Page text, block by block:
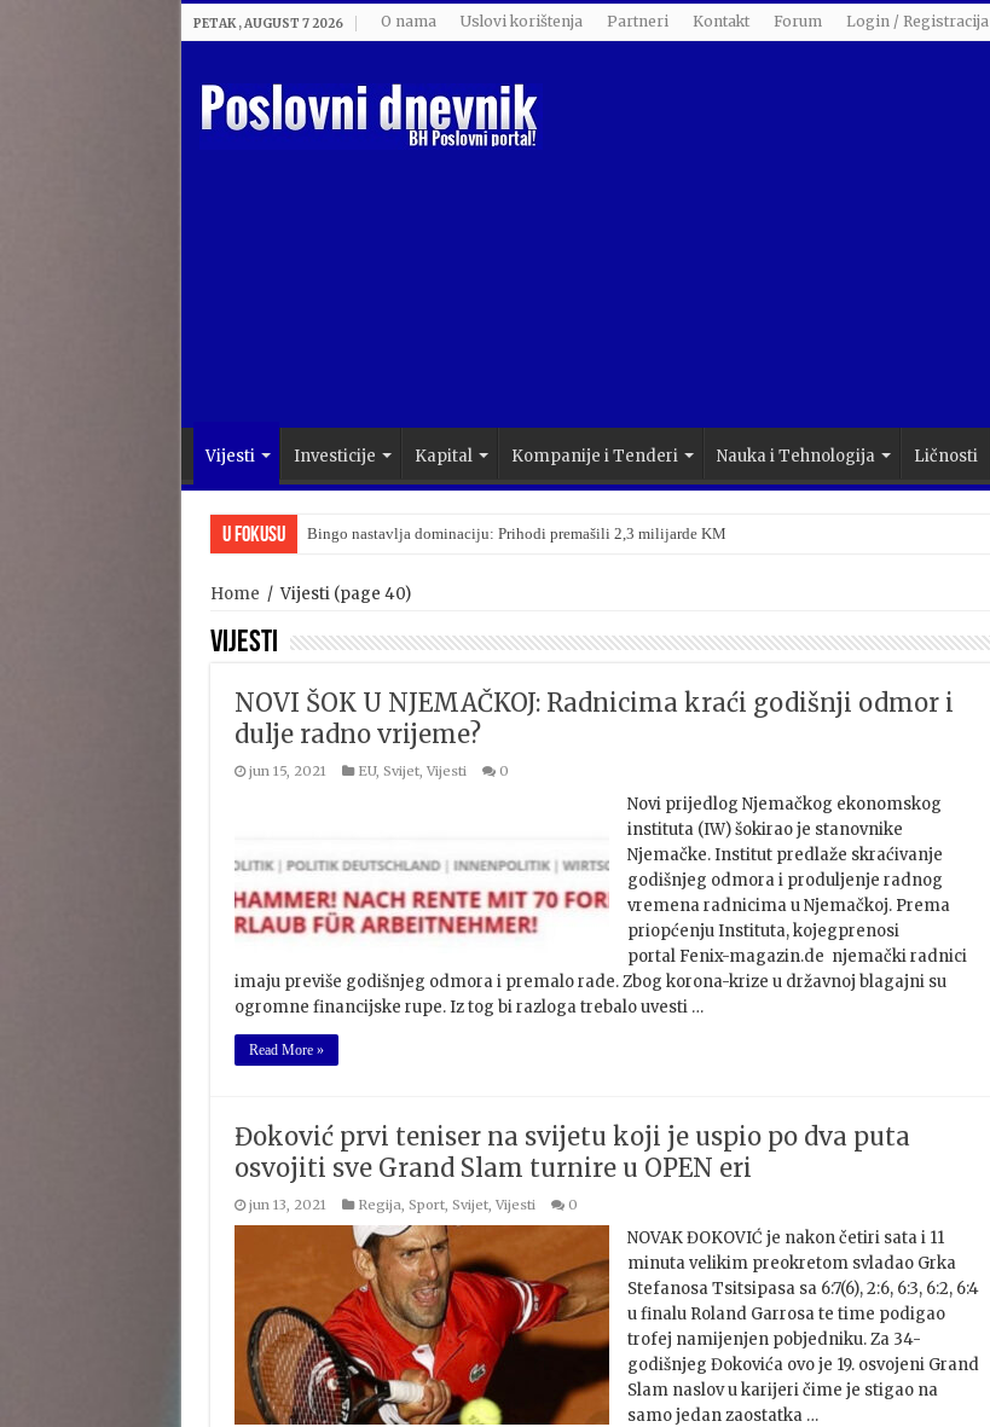
PETAK , AUGUST 7 2026 O nama Uslovi korištenja Partneri Kontakt Forum Login / Registracija
Vijesti Investicije Kapital Kompanije i Tenderi Nauka i Tehnologija Ličnosti
U Fokusu Bingo nastavlja dominaciju: Prihodi premašili 2,3 milijarde KM
Home / Vijesti(page 40)
Vijesti
NOVI ŠOK U NJEMAČKOJ: Radnicima kraći godišnji odmor i
dulje radno vrijeme?
jun 15, 2021 EU, Svijet, Vijesti 0
Novi prijedlog Njemačkog ekonomskog
instituta (IW) šokirao je stanovnike
Njemačke. Institut predlaže skraćivanje
godišnjeg odmora i produljenje radnog
vremena radnicima u Njemačkoj. Prema
priopćenju Instituta, kojegprenosi
portal Fenix-magazin.de njemački radnici
imaju previše godišnjeg odmora i premalo rade. Zbog korona-krize u državnoj blagajni su
ogromne financijske rupe. Iz tog bi razloga trebalo uvesti …
Read More »
Đoković prvi teniser na svijetu koji je uspio po dva puta
osvojiti sve Grand Slam turnire u OPEN eri
jun 13, 2021 Regija, Sport, Svijet, Vijesti 0
NOVAK ĐOKOVIĆ je nakon četiri sata i 11
minuta velikim preokretom svladao Grka
Stefanosa Tsitsipasa sa 6:7(6), 2:6, 6:3, 6:2, 6:4
u finalu Roland Garrosa te time podigao
trofej namijenjen pobjedniku. Za 34-
godišnjeg Đokovića ovo je 19. osvojeni Grand
Slam naslov u karijeri čime je stigao na
samo jedan zaostatka …